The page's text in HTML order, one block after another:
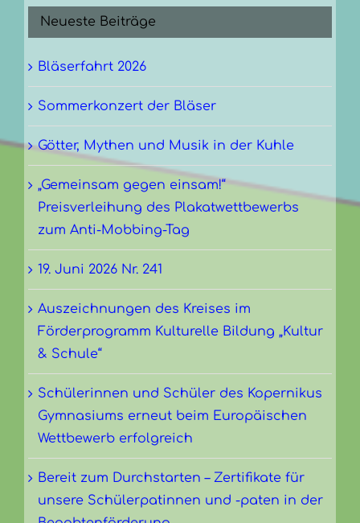
Neueste Beiträge
Bläserfahrt 2026
Sommerkonzert der Bläser
Götter, Mythen und Musik in der Kuhle
„Gemeinsam gegen einsam!“
Preisverleihung des Plakatwettbewerbs
zum Anti-Mobbing-Tag
19. Juni 2026 Nr. 241
Auszeichnungen des Kreises im
Förderprogramm Kulturelle Bildung „Kultur
& Schule“
Schülerinnen und Schüler des Kopernikus
Gymnasiums erneut beim Europäischen
Wettbewerb erfolgreich
Bereit zum Durchstarten – Zertifikate für
unsere Schülerpatinnen und -paten in der